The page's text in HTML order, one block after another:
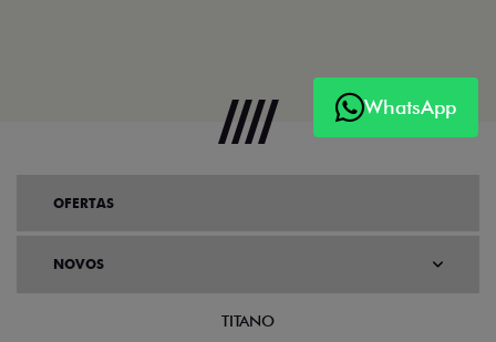
WhatsApp
OFERTAS
NOVOS
TITANO